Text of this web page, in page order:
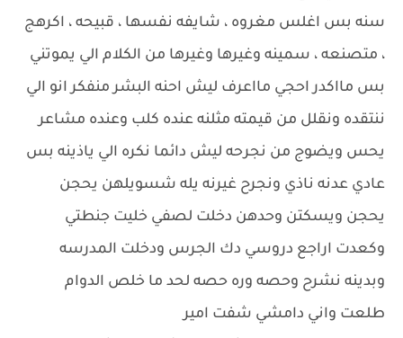
سنه بس اغلس مغروه ، شايفه نفسها ، قبيحه ، اكرهج
، متصنعه ، سمينه وغيرها وغيرها من الكلام الي يموتني
بس مااكدر احجي مااعرف ليش احنه البشر منفكر انو الي
ننتقده ونقلل من قيمته مثلنه عنده كلب وعنده مشاعر
يحس ويضوج من نجرحه ليش دائما نكره الي ياذينه بس
عادي عدنه ناذي ونجرح غيرنه يله شسويلهن يحجن
يحجن ويسكتن وحدهن دخلت لصفي خليت جنطتي
وكعدت اراجع دروسي دك الجرس ودخلت المدرسه
وبدينه نشرح وحصه وره حصه لحد ما خلص الدوام
طلعت واني دامشي شفت امير